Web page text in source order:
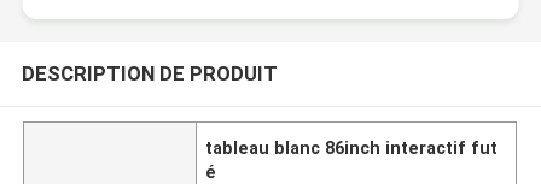
DESCRIPTION DE PRODUIT
tableau blanc 86inch interactif fut
é